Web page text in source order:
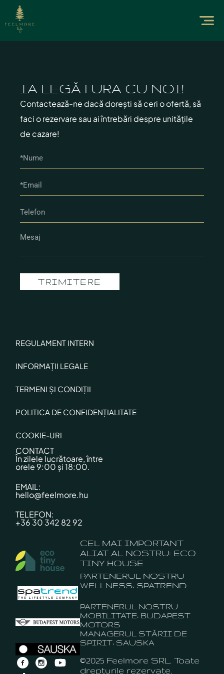
IA LEGĂTURA CU NOI!
Contactează-ne dacă dorești să ceri o ofertă, să
faci o rezervare sau ai întrebări despre unitățile
de cazare!
TRIMITERE
REGULAMENT INTERN
INFORMAȚII LEGALE
TERMENI ȘI CONDIȚII
POLITICA DE CONFIDENȚIALITATE
COOKIE-URI
CONTACT
În zilele lucrătoare, între
orele 9:00 și 18:00.
EMAIL:
hello@feelmore.hu
TELEFON:
+36 30 342 82 92
CEL MAI IMPORTANT
ALIAT AL NOSTRU: ECO
TINY HOUSE
PARTENERUL NOSTRU
WELLNESS: SPATREND
PARTENERUL NOSTRU
MOBILITATE: BUDAPEST
MOTORS
MANAGERUL STĂRII DE
SPIRIT: SAUSKA
©2025 Feelmore SRL. Toate
drepturile rezervate.